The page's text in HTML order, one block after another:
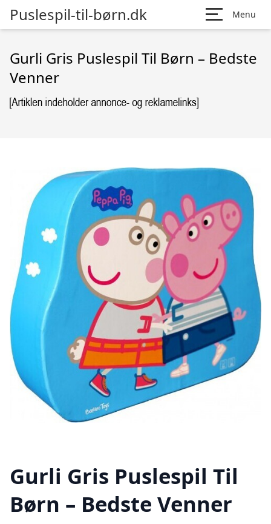
Puslespil-til-børn.dk Menu
Gurli Gris Puslespil Til Børn – Bedste
Venner
Gurli Gris Puslespil Til
Børn – Bedste Venner